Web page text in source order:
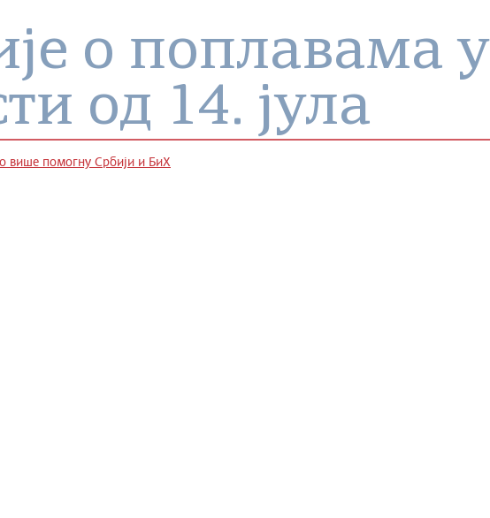
о поплавама у
од 14. јула
више помогну Србији и БиХ